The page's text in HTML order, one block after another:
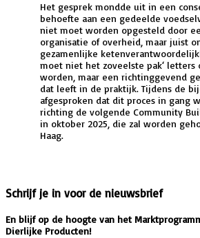
Het gesprek mondde uit in een
behoefte aan een gedeelde
niet moet worden opgesteld door
organisatie of overheid, maar juist
gezamenlijke
moet niet het zoveelste pak‘ letters
worden, maar een richtinggevend
dat leeft in de praktijk. Tijdens de
afgesproken dat dit proces in gang
richting de volgende Community
in oktober 2025, die zal worden
Haag.
Schrijf je in voor de nieuwsbrief
En blijf op de hoogte van het
Dierlijke Producten!